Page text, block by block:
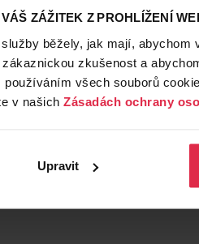
ZÁŽITEK Z PROHLÍŽENÍ
běžely, jak mají, abychom
zkušenost a
všech souborů
v našich Zásadách ochrany
Upravit